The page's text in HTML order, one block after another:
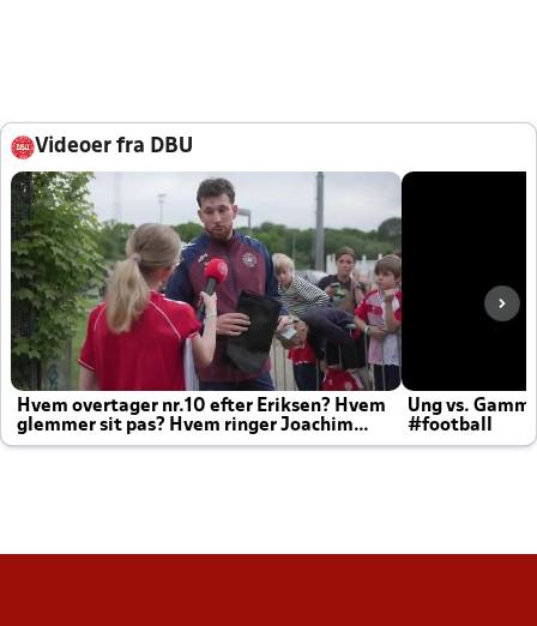
Videoer fra DBU
Hvem overtager nr.10 efter Eriksen? Hvem
glemmer sit pas? Hvem ringer Joachim
altid til efter kampe?
Ung vs.
#football